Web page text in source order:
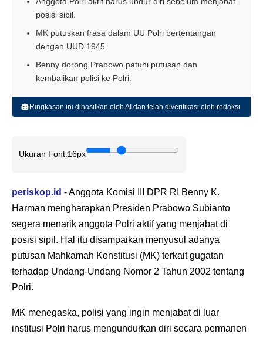
posisi sipil.
MK putuskan frasa dalam UU Polri bertentangan
dengan UUD 1945.
Benny dorong Prabowo patuhi putusan dan
kembalikan polisi ke Polri.
Ringkasan ini dihasilkan oleh AI dan telah diverifikasi oleh redaksi
Ukuran Font:16px
periskop.id - Anggota Komisi III DPR RI Benny K.
Harman mengharapkan Presiden Prabowo Subianto
segera menarik anggota Polri aktif yang menjabat di
posisi sipil. Hal itu disampaikan menyusul adanya
putusan Mahkamah Konstitusi (MK) terkait gugatan
terhadap Undang-Undang Nomor 2 Tahun 2002 tentang
Polri.
MK menegaska, polisi yang ingin menjabat di luar
institusi Polri harus mengundurkan diri secara permanen